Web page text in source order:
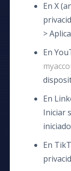
En X
>
En
En
Iniciar
En